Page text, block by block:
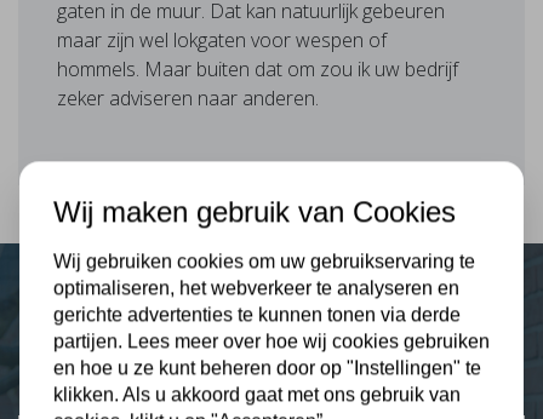
Plus Isolatie
Uw isolatie specialist
gaten in de muur. Dat kan natuurlijk gebeuren
maar zijn wel lokgaten voor wespen of
hommels. Maar buiten dat om zou ik uw bedrijf
zeker adviseren naar anderen.
Wij maken gebruik van Cookies
Wij gebruiken cookies om uw gebruikservaring te
optimaliseren, het webverkeer te analyseren en
gerichte advertenties te kunnen tonen via derde
partijen. Lees meer over hoe wij cookies gebruiken
en hoe u ze kunt beheren door op "Instellingen" te
klikken. Als u akkoord gaat met ons gebruik van